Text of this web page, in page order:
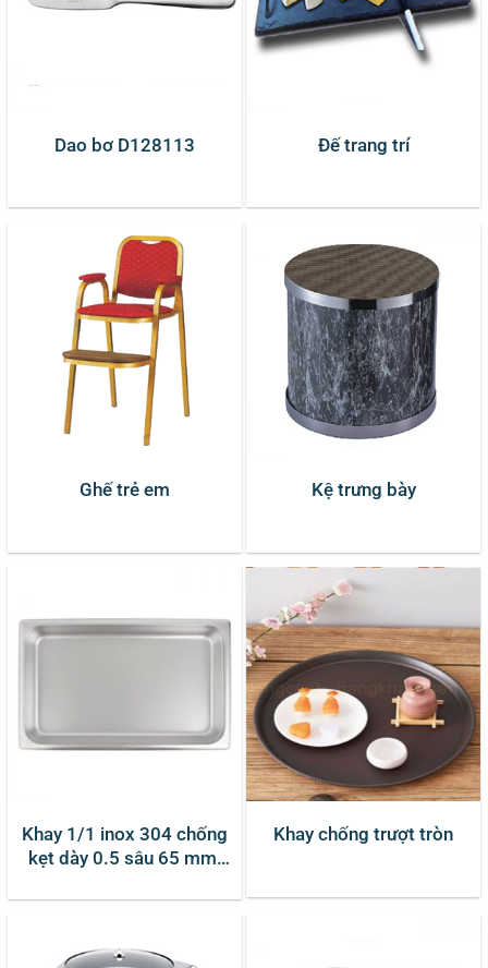
Dao bơ D128113 Đế trang trí
Ghế trẻ em Kệ trưng bày
Khay 1/1 inox 304 chống
kẹt dày 0.5 sâu 65 mm,
Khay chống trượt tròn